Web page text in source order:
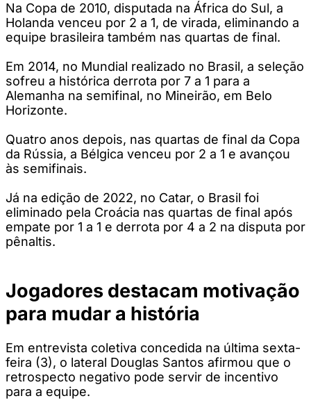
Na Copa de 2010, disputada na África do Sul, a
Holanda venceu por 2 a 1, de virada, eliminando a
equipe brasileira também nas quartas de final.
Em 2014, no Mundial realizado no Brasil, a seleção
sofreu a histórica derrota por 7 a 1 para a
Alemanha na semifinal, no Mineirão, em Belo
Horizonte.
Quatro anos depois, nas quartas de final da Copa
da Rússia, a Bélgica venceu por 2 a 1 e avançou
às semifinais.
Já na edição de 2022, no Catar, o Brasil foi
eliminado pela Croácia nas quartas de final após
empate por 1 a 1 e derrota por 4 a 2 na disputa por
pênaltis.
Jogadores destacam motivação
para mudar a história
Em entrevista coletiva concedida na última sexta-
feira (3), o lateral Douglas Santos afirmou que o
retrospecto negativo pode servir de incentivo
para a equipe.